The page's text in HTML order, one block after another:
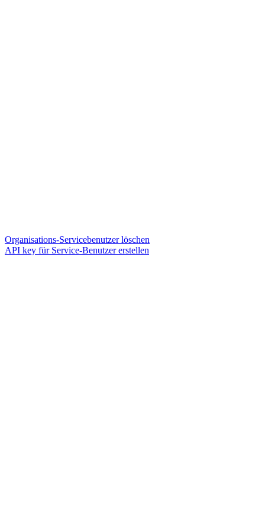
Organisations-Servicebenutzer löschen
API key für Service-Benutzer erstellen